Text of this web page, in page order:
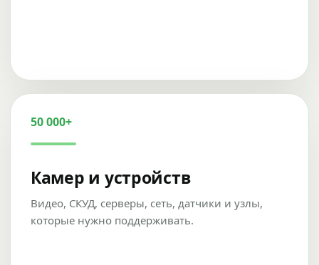
50 000+
Камер и устройств
Видео, СКУД, серверы, сеть, датчики и узлы,
которые нужно поддерживать.